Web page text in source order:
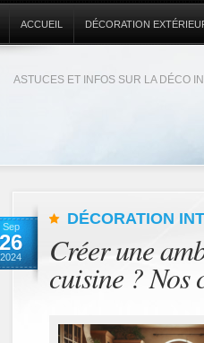
ASTUCES ET INFOS SUR LA DÉCO
ACCUEIL DÉCORATION
Sep
26
2024
DÉCORATION
Créer une
cuisine ? Nos